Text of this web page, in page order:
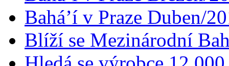
Bahá’í v Praze Duben/
Blíží se Mezinárodní